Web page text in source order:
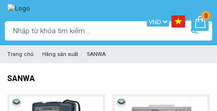
0
Trang chủ Hãng sản xuất SANWA
SANWA